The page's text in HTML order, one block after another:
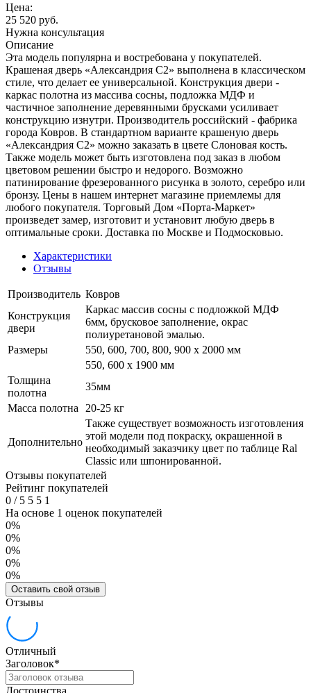
Цена:
25 520 руб.
Нужна консультация
Описание
Эта модель популярна и востребована у покупателей.
Крашеная дверь «Александрия С2» выполнена в классическом
стиле, что делает ее универсальной. Конструкция двери -
каркас полотна из массива сосны, подложка МДФ и
частичное заполнение деревянными брусками усиливает
конструкцию изнутри. Производитель российский - фабрика
города Ковров. В стандартном варианте крашеную дверь
«Александрия С2» можно заказать в цвете Слоновая кость.
Также модель может быть изготовлена под заказ в любом
цветовом решении быстро и недорого. Возможно
патинирование фрезерованного рисунка в золото, серебро или
бронзу. Цены в нашем интернет магазине приемлемы для
любого покупателя. Торговый Дом «Порта-Маркет»
произведет замер, изготовит и установит любую дверь в
оптимальные сроки. Доставка по Москве и Подмосковью.
Характеристики
Отзывы
Производитель Ковров
Конструкция
двери
Каркас массив сосны с подложкой МДФ
6мм, брусковое заполнение, окрас
полиуретановой эмалью.
Размеры
550, 600, 700, 800, 900 x 2000 мм
550, 600 х 1900 мм
Толщина
полотна
35мм
Масса полотна
20-25 кг
Дополнительно
Также существует возможность изготовления
этой модели под покраску, окрашенной в
необходимый заказчику цвет по таблице Ral
Classic или шпонированной.
Отзывы покупателей
Рейтинг покупателей
0 /5 5 5 1
На основе 1 оценок покупателей
0%
0%
0%
0%
0%
Оставить свой отзыв
Отзывы
Отличный
Заголовок*
Достоинства